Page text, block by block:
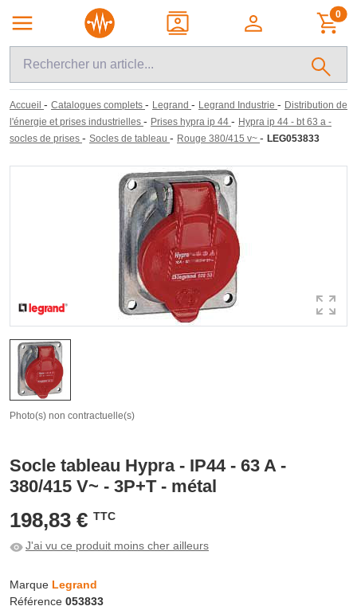
0
Accueil - Catalogues complets - Legrand - Legrand Industrie - Distribution de
l'énergie et prises industrielles - Prises hypra ip 44 - Hypra ip 44 - bt 63 a -
socles de prises - Socles de tableau - Rouge 380/415 v~ - LEG053833
Photo(s) non contractuelle(s)
Socle tableau Hypra - IP44 - 63 A -
380/415 V~ - 3P+T - métal
198,83 € TTC
J'ai vu ce produit moins cher ailleurs
Marque Legrand
Référence 053833